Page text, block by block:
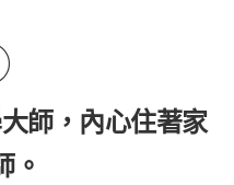
師，內心住著家
。